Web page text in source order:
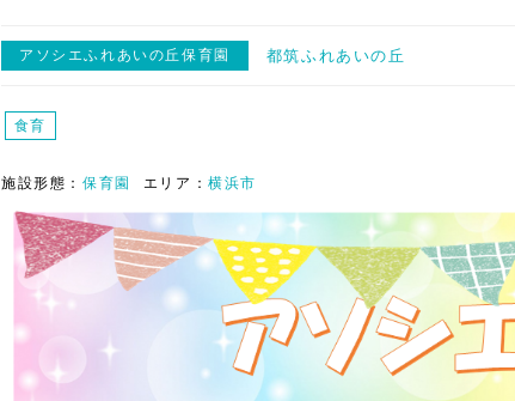
アソシエふれあいの丘保育園 都筑ふれあいの丘
食育
施設形態： 保育園 エリア：横浜市